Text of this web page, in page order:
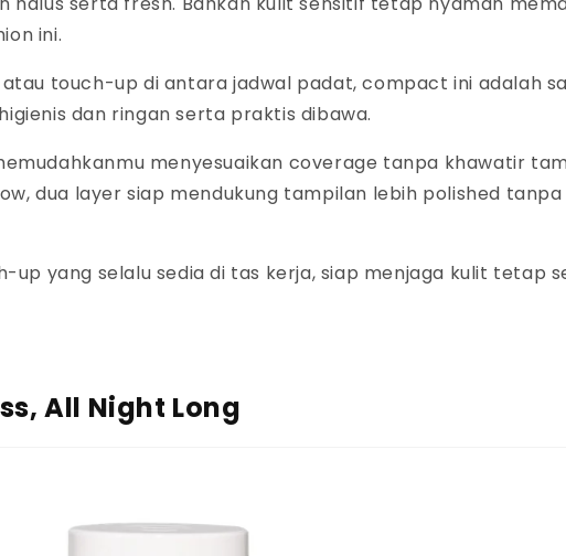
ini.
touch-updi antara jadwal padat,compactini adalah
dan ringan serta praktis dibawa.
menyesuaikan coverage tanpa khawatir
dua layersiap mendukung tampilan lebih polished tanpa
up yang selalu sedia di tas kerja, siap menjaga kulit tetap
All Night Long